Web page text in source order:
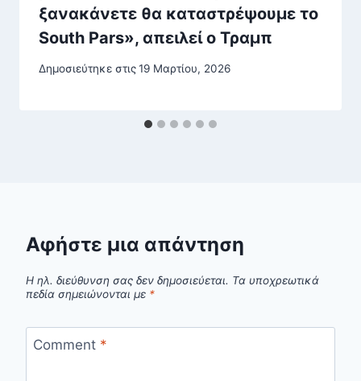
ξανακάνετε θα καταστρέψουμε το
South Pars», απειλεί ο Τραμπ
Δημοσιεύτηκε στις19 Μαρτίου, 2026
Αφήστε μια απάντηση
Η ηλ. διεύθυνση σας δεν δημοσιεύεται. Τα υποχρεωτικά
πεδία σημειώνονται με *
Comment *